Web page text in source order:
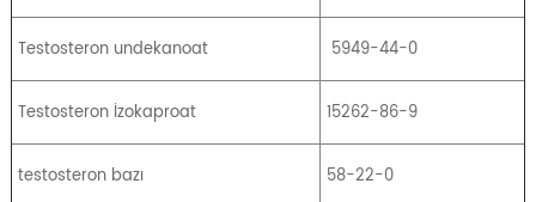
Testosteron undekanoat 5949-44-0
Testosteron İzokaproat 15262-86-9
testosteron bazı 58-22-0